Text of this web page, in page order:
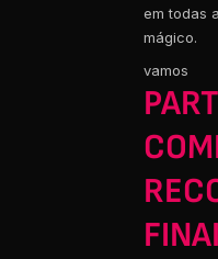
em todas
mágico.
vamos